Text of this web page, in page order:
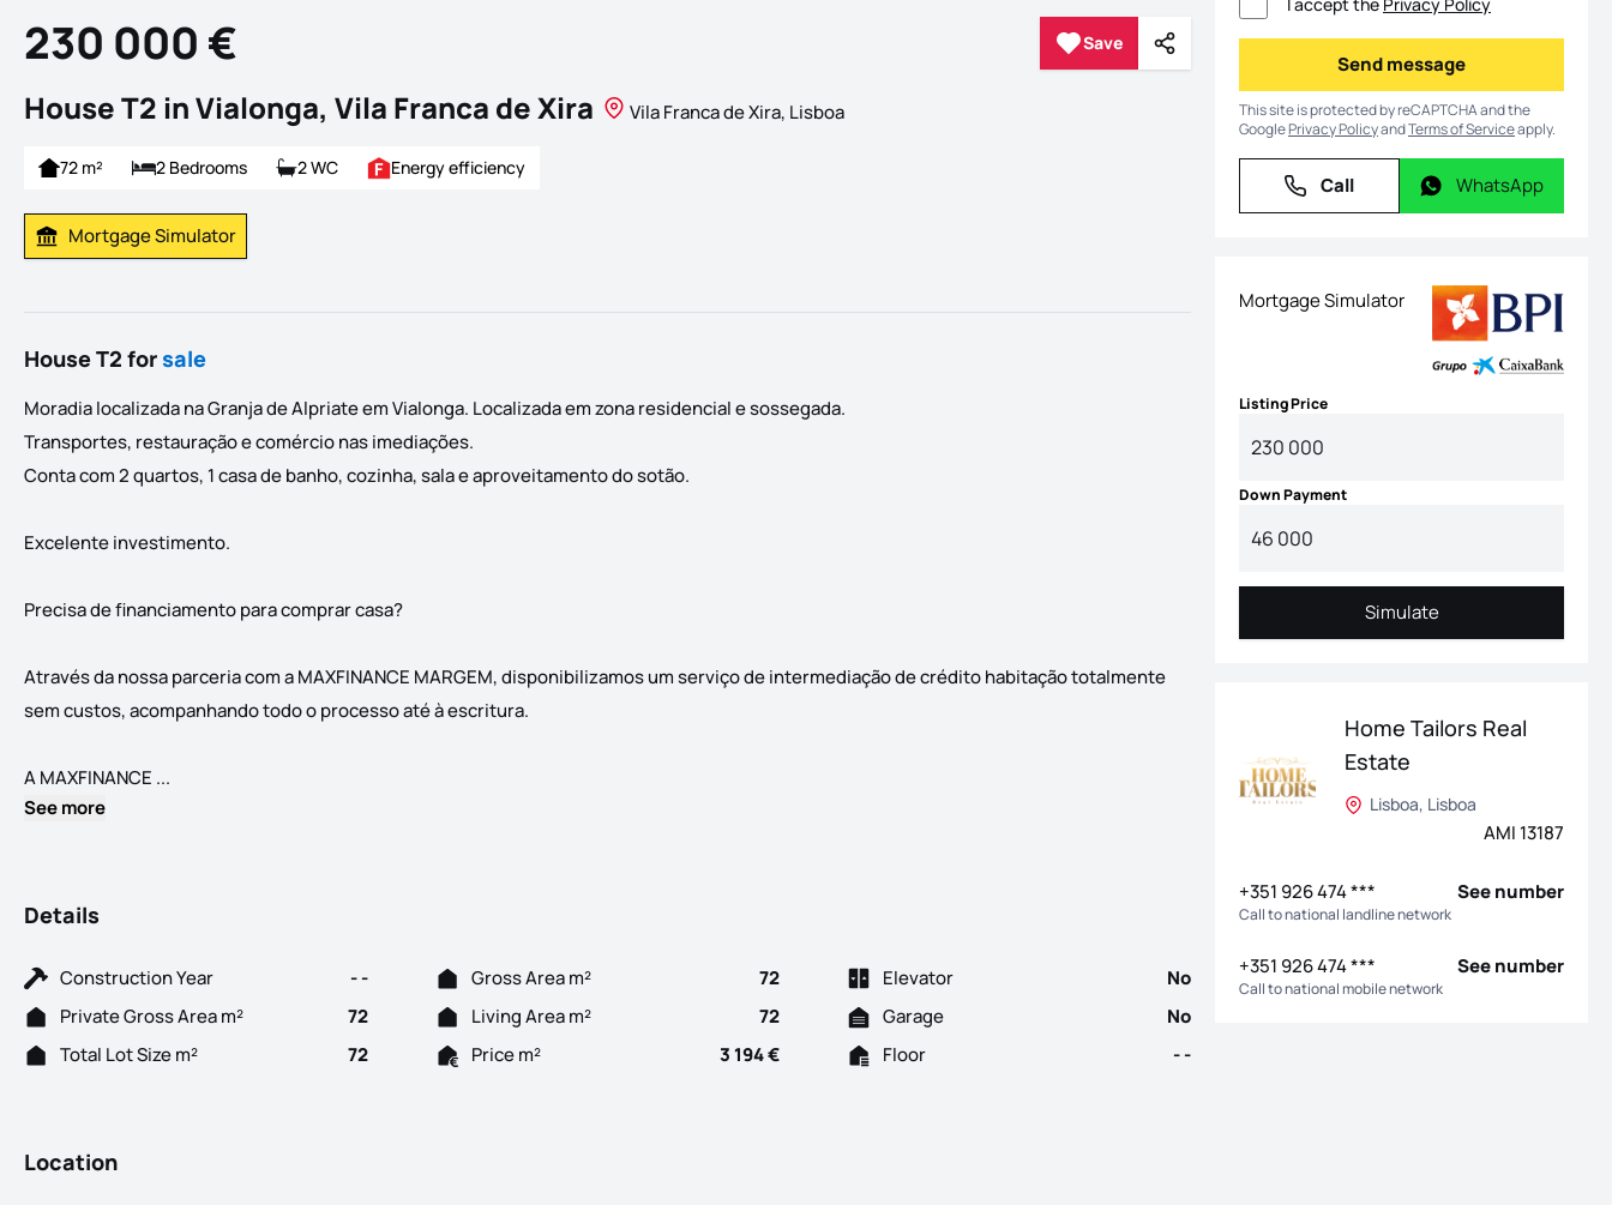
230 000 € Save
Save Share
House T2 in Vialonga, Vila Franca de Xira Vila Franca de Xira, Lisboa
72 m² 2 Bedrooms 2 WC Energy efficiency
Calculate Mortgage Payment
Mortgage Simulator
House T2 forsale
Moradia localizada na Granja de Alpriate em Vialonga. Localizada em zona residencial e sossegada.
Transportes, restauração e comércio nas imediações.
Conta com 2 quartos, 1 casa de banho, cozinha, sala e aproveitamento do sotão.
Excelente investimento.
Precisa de financiamento para comprar casa?
Através da nossa parceria com a MAXFINANCE MARGEM, disponibilizamos um serviço de intermediação de crédito habitação totalmente
sem custos, acompanhando todo o processo até à escritura.
A MAXFINANCE ... Moradia localizada na Granja de Alpriate em Vialonga. Localizada em zona residencial e sossegada. Transportes, restauração e comércio nas imediações. Conta com 2
See more
Details
Construction Year - - Gross Area m² 72 Elevator
No
Private Gross Area m²
72 Living Area m² 72 Garage
No
Total Lot Size m²
72 Price m² 3 194 € Floor - -
Location
Send message
Send message
This site is protected by reCAPTCHA and the
GooglePrivacy PolicyandTerms of Serviceapply.
Call
Call WhatsApp
WhatsApp
Mortgage Simulator
Listing Price
Down Payment
Simulate
Simulate
Home Tailors Real
Estate
Lisboa, Lisboa
AMI 13187
+351 926 474 *** See number
Call to national landline network
+351 926 474 *** See number
Call to national mobile network